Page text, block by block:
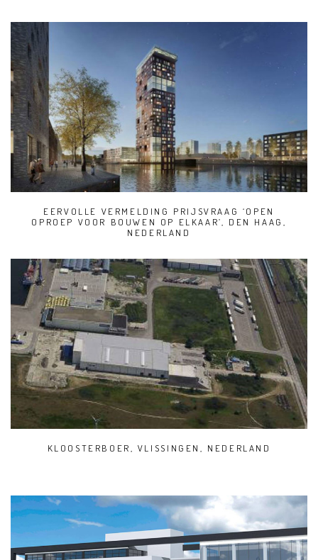
EERVOLLE VERMELDING PRIJSVRAAG ‘OPEN
OPROEP VOOR BOUWEN OP ELKAAR’, DEN HAAG,
NEDERLAND
KLOOSTERBOER, VLISSINGEN, NEDERLAND